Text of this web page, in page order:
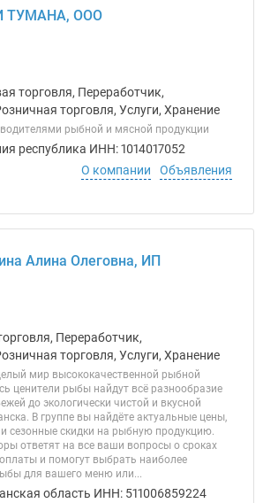
ТУМАНА, ООО
торговля, Переработчик,
торговля, Услуги, Хранение
рыбной и мясной продукции
республика ИНН: 1014017052
О компании
Объявления
Алина Олеговна, ИП
Переработчик,
торговля, Услуги, Хранение
мир высококачественной рыбной
ценители рыбы найдут всё разнообразие
до экологически чистой и вкусной
В группе вы найдёте актуальные цены,
сезонные скидки на рыбную продукцию.
ответят на все ваши вопросы о сроках
и помогут выбрать наиболее
для вашего меню или...
область ИНН: 511006859224